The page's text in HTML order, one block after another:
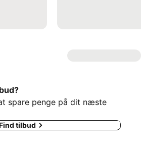
spare penge på dit næste
tilbud